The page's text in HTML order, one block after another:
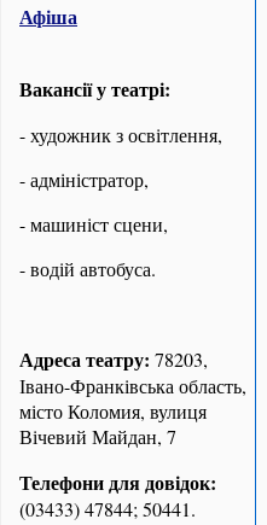
Афіша
Вакансії у театрі:
- художник з освітлення,
- адміністратор,
- машиніст сцени,
- водій автобуса.
Адреса театру: 78203,
Івано-Франківська область,
місто Коломия, вулиця
Вічевий Майдан, 7
Телефони для довідок:
(03433) 47844; 50441.